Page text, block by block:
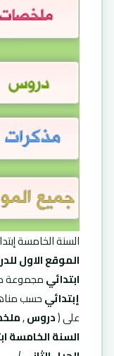
السنة الخامسة
الموقع الاول
ابتدائيمجموعة
إبتدائيحسب
على (دروس,
السنة الخامسة